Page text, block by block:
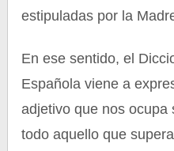
estipuladas por la
En ese sentido, el
Española viene a
adjetivo que nos ocupa
todo aquello que